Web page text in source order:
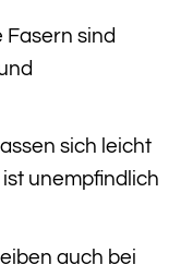
sind
sich leicht
unempfindlich
auch bei